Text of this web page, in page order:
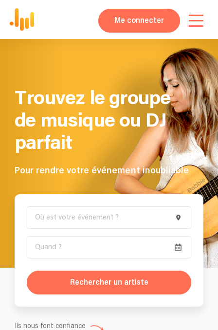
Me connecter
Trouvez le groupe
de musique ou DJ
parfait
Pour rendre votre événement inoubliable
Rechercher un artiste
Ils nous font confiance